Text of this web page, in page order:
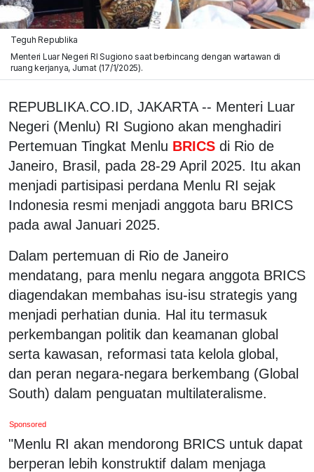
Teguh Republika
Menteri Luar Negeri RI Sugiono saat berbincang dengan wartawan di
ruang kerjanya, Jumat (17/1/2025).
REPUBLIKA.CO.ID, JAKARTA -- Menteri Luar
Negeri (Menlu) RI Sugiono akan menghadiri
Pertemuan Tingkat Menlu BRICS di Rio de
Janeiro, Brasil, pada 28-29 April 2025. Itu akan
menjadi partisipasi perdana Menlu RI sejak
Indonesia resmi menjadi anggota baru BRICS
pada awal Januari 2025.
Dalam pertemuan di Rio de Janeiro
mendatang, para menlu negara anggota BRICS
diagendakan membahas isu-isu strategis yang
menjadi perhatian dunia. Hal itu termasuk
perkembangan politik dan keamanan global
serta kawasan, reformasi tata kelola global,
dan peran negara-negara berkembang (Global
South) dalam penguatan multilateralisme.
Sponsored
"Menlu RI akan mendorong BRICS untuk dapat
berperan lebih konstruktif dalam menjaga